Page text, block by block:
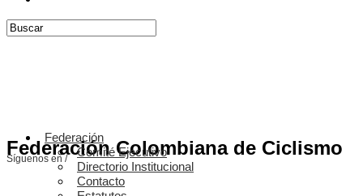
Federación Colombiana de Ciclismo
Síguenos en /
Federación
Comité Ejecutivo
Directorio Institucional
Contacto